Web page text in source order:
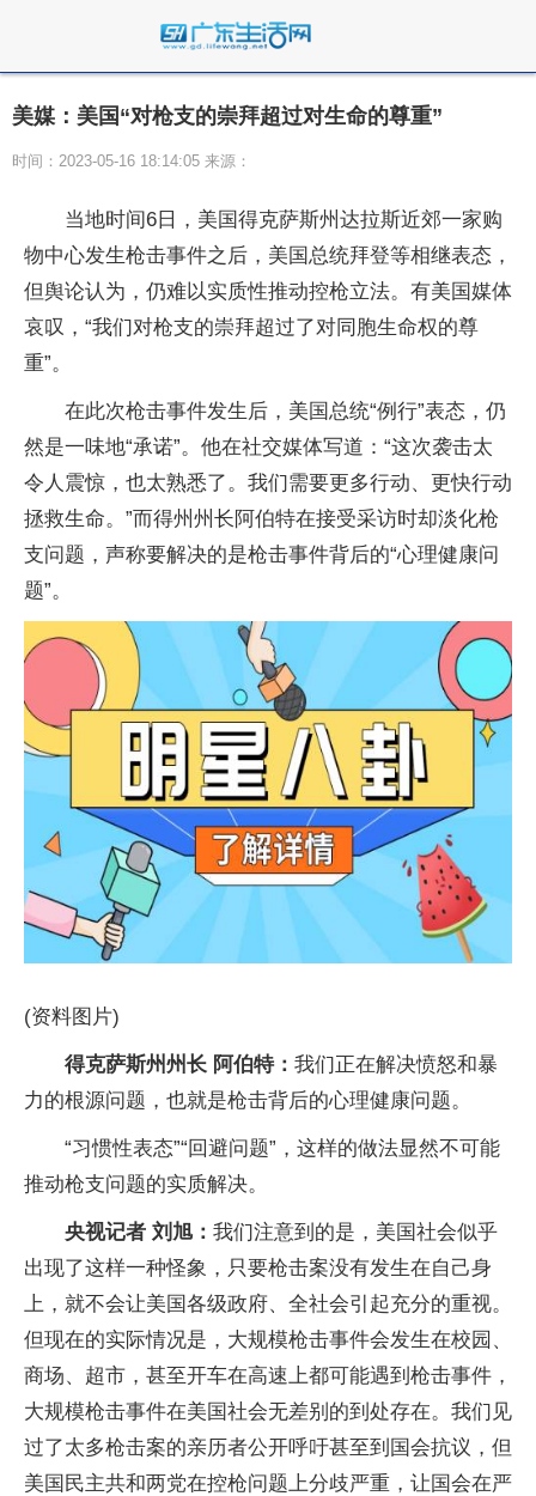
美媒：美国“对枪支的崇拜超过对生命的尊重”
时间：2023-05-16 18:14:05 来源：
当地时间6日，美国得克萨斯州达拉斯近郊一家购
物中心发生枪击事件之后，美国总统拜登等相继表态，
但舆论认为，仍难以实质性推动控枪立法。有美国媒体
哀叹，“我们对枪支的崇拜超过了对同胞生命权的尊
重”。
在此次枪击事件发生后，美国总统“例行”表态，仍
然是一味地“承诺”。他在社交媒体写道：“这次袭击太
令人震惊，也太熟悉了。我们需要更多行动、更快行动
拯救生命。”而得州州长阿伯特在接受采访时却淡化枪
支问题，声称要解决的是枪击事件背后的“心理健康问
题”。
(资料图片)
得克萨斯州州长 阿伯特： 我们正在解决愤怒和暴
力的根源问题，也就是枪击背后的心理健康问题。
“习惯性表态”“回避问题”，这样的做法显然不可能
推动枪支问题的实质解决。
央视记者 刘旭： 我们注意到的是，美国社会似乎
出现了这样一种怪象，只要枪击案没有发生在自己身
上，就不会让美国各级政府、全社会引起充分的重视。
但现在的实际情况是，大规模枪击事件会发生在校园、
商场、超市，甚至开车在高速上都可能遇到枪击事件，
大规模枪击事件在美国社会无差别的到处存在。我们见
过了太多枪击案的亲历者公开呼吁甚至到国会抗议，但
美国民主共和两党在控枪问题上分歧严重，让国会在严